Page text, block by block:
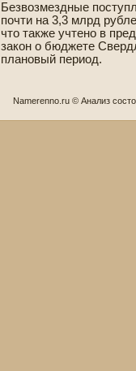
Безвозмездные
почти на 3,3 млрд
что также учтено в
закон о бюджете
плановый период.
Namerenno.ru © Анализ